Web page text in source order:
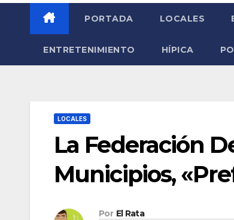
PORTADA LOCALES
ENTRETENIMIENTO HÍPICA
LOCALES
La Federación
Municipios,
Por El Rata